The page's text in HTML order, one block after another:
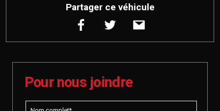
Partager ce véhicule
Pour nous joindre